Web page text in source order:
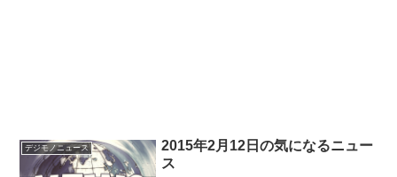
デジモノニュース
2015年2月12日の気になるニュー
ス